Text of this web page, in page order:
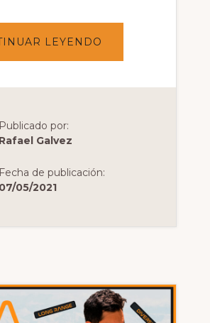
LEYENDO
CONFIGURA
FPV
Publicado por:
Rafael Galvez
Fecha de publicación:
07/05/2021